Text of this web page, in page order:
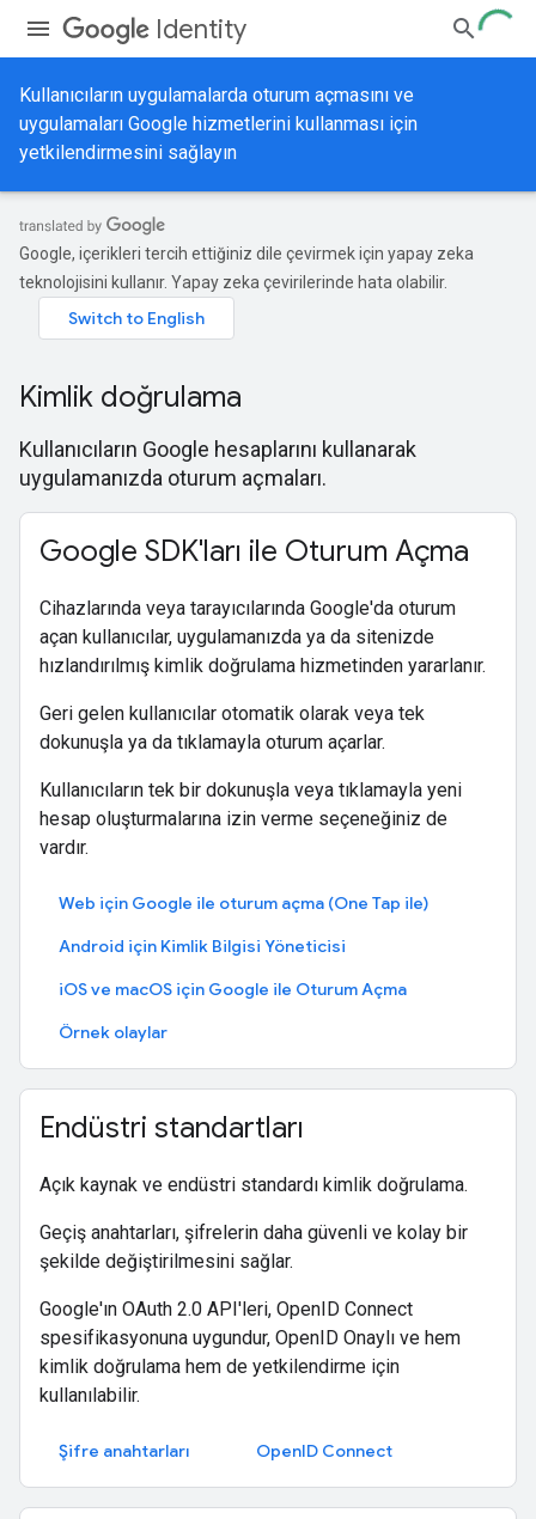
Identity
Kullanıcıların uygulamalarda oturum açmasını ve
uygulamaları Google hizmetlerini kullanması için
yetkilendirmesini sağlayın
Google, içerikleri tercih ettiğiniz dile çevirmek için yapay zeka
teknolojisini kullanır. Yapay zeka çevirilerinde hata olabilir.
Kimlik doğrulama
Kullanıcıların Google hesaplarını kullanarak
uygulamanızda oturum açmaları.
Google SDK'ları ile Oturum Açma
Cihazlarında veya tarayıcılarında Google'da oturum
açan kullanıcılar, uygulamanızda ya da sitenizde
hızlandırılmış kimlik doğrulama hizmetinden yararlanır.
Geri gelen kullanıcılar otomatik olarak veya tek
dokunuşla ya da tıklamayla oturum açarlar.
Kullanıcıların tek bir dokunuşla veya tıklamayla yeni
hesap oluşturmalarına izin verme seçeneğiniz de
vardır.
Web için Google ile oturum açma (One Tap ile)
Android için Kimlik Bilgisi Yöneticisi
iOS ve macOS için Google ile Oturum Açma
Örnek olaylar
Endüstri standartları
Açık kaynak ve endüstri standardı kimlik doğrulama.
Geçiş anahtarları, şifrelerin daha güvenli ve kolay bir
şekilde değiştirilmesini sağlar.
Google'ın OAuth 2.0 API'leri, OpenID Connect
spesifikasyonuna uygundur, OpenID Onaylı ve hem
kimlik doğrulama hem de yetkilendirme için
kullanılabilir.
Şifre anahtarları OpenID Connect